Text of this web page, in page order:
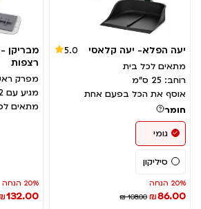
יעה הפלא- יעה קלאסי
5.0
מתאים לכל בית
רוחב: 25 ס"מ
אוסף את הכל בפעם אחת
חומר
גומי
סיליקון
20% הנחה
₪86.00
₪ 108.00
מבריקן
רצפות
מפרק ראש
מגיע עם 2 מטליות
מתאים
20% הנחה
132.00